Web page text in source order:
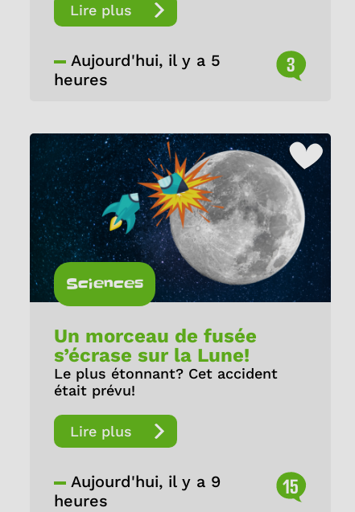
Lire plus
Aujourd'hui, il y a 5
heures
3
Sciences
Un morceau de fusée
s’écrase sur la Lune!
Le plus étonnant? Cet accident
était prévu!
Lire plus
Aujourd'hui, il y a 9
heures
15